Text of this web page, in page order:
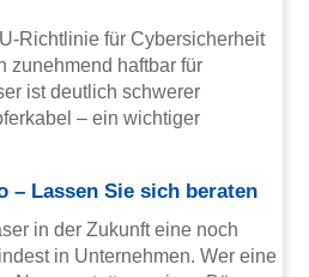
Richtlinie für Cybersicherheit
zunehmend haftbar für
ist deutlich schwerer
– ein wichtiger
– Lassen Sie sich beraten
in der Zukunft eine noch
in Unternehmen. Wer eine